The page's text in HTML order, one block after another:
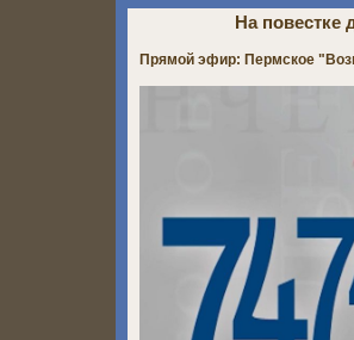
На повестке
Прямой эфир: Пермское